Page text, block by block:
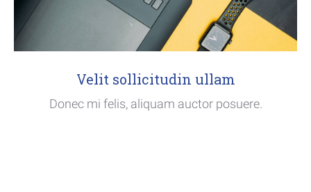
Velit sollicitudin ullam
Donec mi felis, aliquam auctor posuere.